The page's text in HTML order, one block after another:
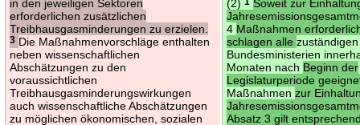
in den jeweiligen Sektoren
erforderlichen zusätzlichen
Treibhausgasminderungen zu erzielen.
3 Die Maßnahmenvorschläge enthalten
neben wissenschaftlichen
Abschätzungen zu den
voraussichtlichen
Treibhausgasminderungswirkungen
auch wissenschaftliche Abschätzungen
zu möglichen ökonomischen, sozialen
(2)
Soweit zur
4 Maßnahmen
schlagen allezuständigen
Bundesministerien
Monaten nach Beginn der
Legislaturperiode
Maßnahmenzur
Absatz 3 gilt